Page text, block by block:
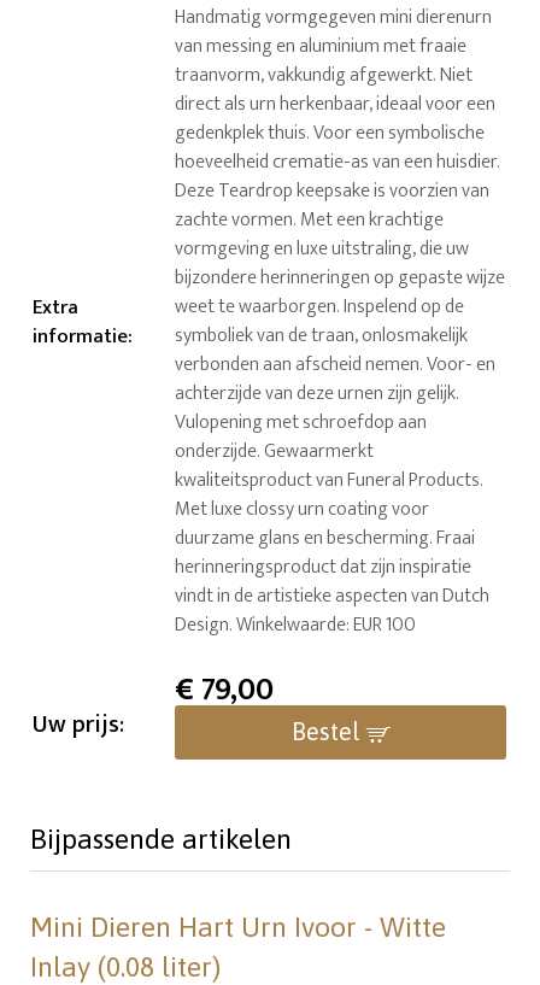
Extra
informatie:
Handmatig vormgegeven mini dierenurn
van messing en aluminium met fraaie
traanvorm, vakkundig afgewerkt. Niet
direct als urn herkenbaar, ideaal voor een
gedenkplek thuis. Voor een symbolische
hoeveelheid crematie-as van een huisdier.
Deze Teardrop keepsake is voorzien van
zachte vormen. Met een krachtige
vormgeving en luxe uitstraling, die uw
bijzondere herinneringen op gepaste wijze
weet te waarborgen. Inspelend op de
symboliek van de traan, onlosmakelijk
verbonden aan afscheid nemen. Voor- en
achterzijde van deze urnen zijn gelijk.
Vulopening met schroefdop aan
onderzijde. Gewaarmerkt
kwaliteitsproduct van Funeral Products.
Met luxe clossy urn coating voor
duurzame glans en bescherming. Fraai
herinneringsproduct dat zijn inspiratie
vindt in de artistieke aspecten van Dutch
Design. Winkelwaarde: EUR 100
Uw prijs:
€79,00
Bestel
Bijpassende artikelen
Mini Dieren Hart Urn Ivoor - Witte
Inlay (0.08 liter)